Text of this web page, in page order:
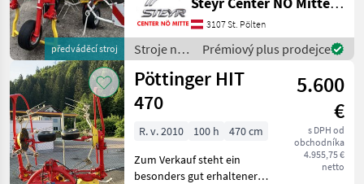
předváděcí stroj
Tastrad,
Vorgewendesteuerung
Hydrolift,
Dämpfungsstreben,
hydraulische Klappung,
Durastar-
3107 St. Pölten
Stroje na
zber
objemových
krmív /
Pöttinger
Prémiový plus prodejce
Pöttinger HIT
470
5.600
€
s DPH od
obchodníka
4.955,75 €
netto
R. v. 2010 100 h
470 cm
Zum Verkauf steht ein
besonders gut erhaltener